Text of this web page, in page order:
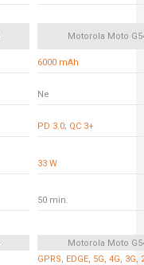
Motorola Moto
6000 mAh
Ne
PD 3.0; QC 3+
33 W
50 min.
Motorola Moto
GPRS, EDGE, 5G, 4G, 3G,